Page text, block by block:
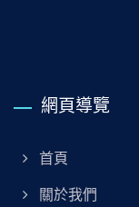
網頁導覽
首頁
關於我們